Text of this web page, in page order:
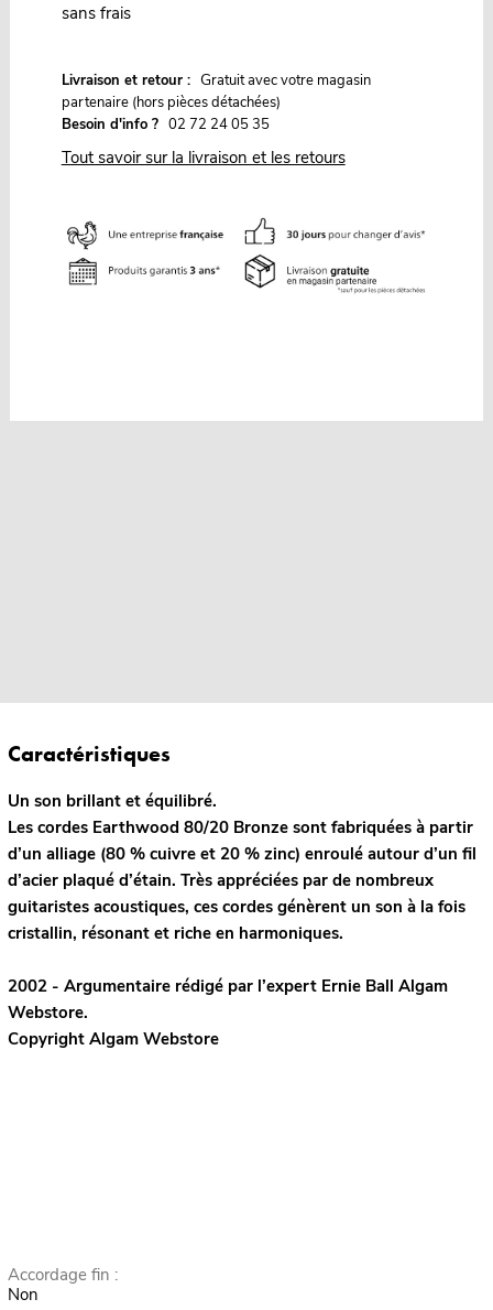
sans frais
Livraison et retour : Gratuit avec votre magasin
partenaire (hors pièces détachées)
Besoin d'info ? 02 72 24 05 35
Tout savoir sur la livraison et les retours
Caractéristiques
Un son brillant et équilibré.
Les cordes Earthwood 80/20 Bronze sont fabriquées à partir
d’un alliage (80 % cuivre et 20 % zinc) enroulé autour d’un fil
d’acier plaqué d’étain. Très appréciées par de nombreux
guitaristes acoustiques, ces cordes génèrent un son à la fois
cristallin, résonant et riche en harmoniques.
2002 - Argumentaire rédigé par l’expert Ernie Ball Algam
Webstore.
Copyright Algam Webstore
Accordage fin :
Non